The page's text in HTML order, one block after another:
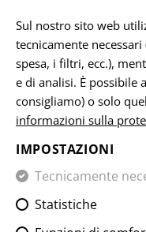
CASA VENDITA
MK.II
PANT
Sul nostro sito web
tecnicamente
spesa, i filtri, ecc.),
e di analisi. È possibile
consigliamo) o solo
informazioni sulla
IMPOSTAZIONI
Tecnicamente
Statistiche